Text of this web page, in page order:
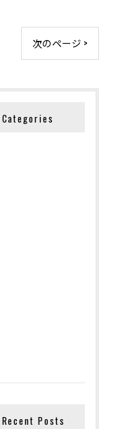
次のページ >
Categories
Recent Posts